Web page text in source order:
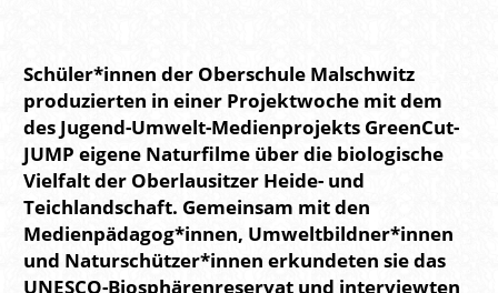
Schüler*innen der Oberschule Malschwitz
produzierten in einer Projektwoche mit dem
des Jugend-Umwelt-Medienprojekts GreenCut-
JUMP eigene Naturfilme über die biologische
Vielfalt der Oberlausitzer Heide- und
Teichlandschaft. Gemeinsam mit den
Medienpädagog*innen, Umweltbildner*innen
und Naturschützer*innen erkundeten sie das
UNESCO-Biosphärenreservat und interviewten